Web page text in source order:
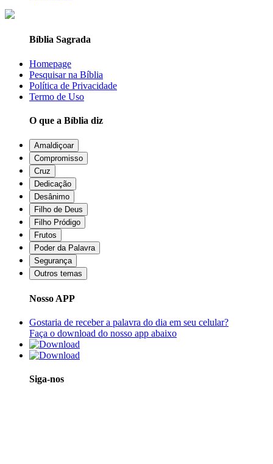
Bíblia Sagrada
Homepage
Pesquisar na Bíblia
Política de Privacidade
Termo de Uso
O que a Bíblia diz
Amaldiçoar
Compromisso
Cruz
Dedicação
Desânimo
Filho de Deus
Filho Pródigo
Frutos
Poder da Palavra
Segurança
Outros temas
Nosso APP
Gostaria de receber a palavra do dia em seu celular?
Faça o download do nosso app abaixo
Siga-nos